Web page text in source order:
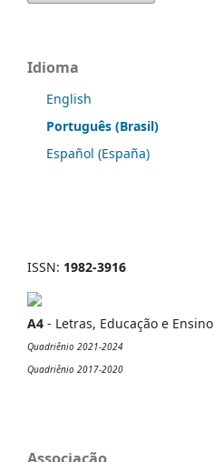
Idioma
English
Português (Brasil)
Español (España)
ISSN: 1982-3916
A4 - Letras, Educação e Ensino
Quadriênio 2021-2024
Quadriênio 2017-2020